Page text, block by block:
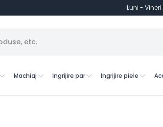
Luni - Vineri
Machiaj Ingrijire par Ingrijire piele